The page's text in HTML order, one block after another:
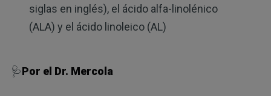
siglas en inglés), el ácido alfa-linolénico
(ALA) y el ácido linoleico (AL)
🩺Por el Dr. Mercola